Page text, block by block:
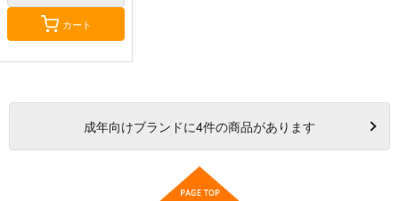
カート
成年向けブランドに4件の商品があります